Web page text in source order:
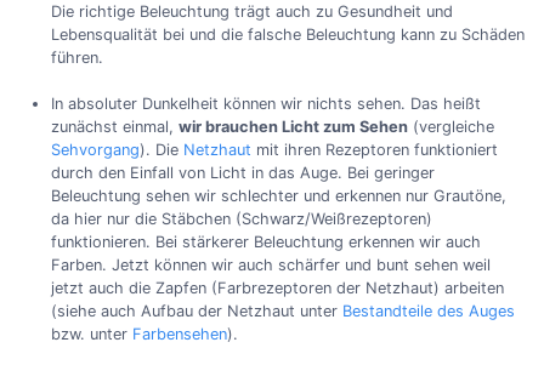
Die richtige Beleuchtung trägt auch zu Gesundheit und
Lebensqualität bei und die falsche Beleuchtung kann zu Schäden
führen.
In absoluter Dunkelheit können wir nichts sehen. Das heißt
zunächst einmal, wir brauchen Licht zum Sehen(vergleiche
Sehvorgang). Die Netzhaut mit ihren Rezeptoren funktioniert
durch den Einfall von Licht in das Auge. Bei geringer
Beleuchtung sehen wir schlechter und erkennen nur Grautöne,
da hier nur die Stäbchen (Schwarz/Weißrezeptoren)
funktionieren. Bei stärkerer Beleuchtung erkennen wir auch
Farben. Jetzt können wir auch schärfer und bunt sehen weil
jetzt auch die Zapfen (Farbrezeptoren der Netzhaut) arbeiten
(siehe auch Aufbau der Netzhaut unter Bestandteile des Auges
bzw. unter Farbensehen).